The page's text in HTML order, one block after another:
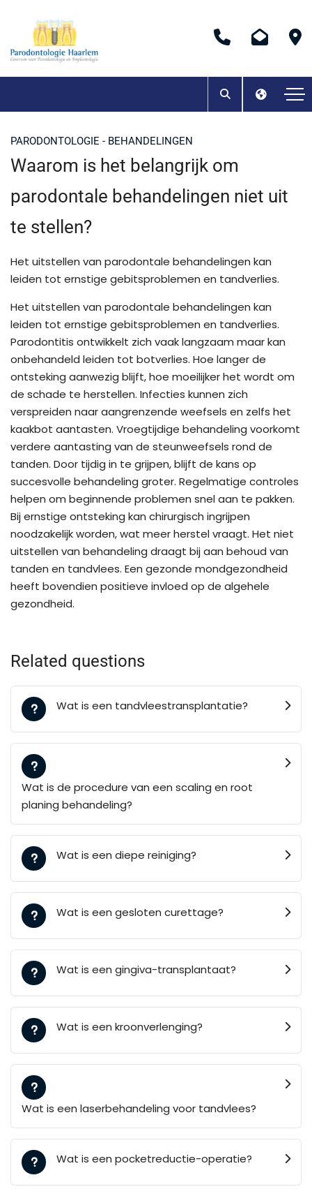
PARODONTOLOGIE - BEHANDELINGEN
Waarom is het belangrijk om
parodontale behandelingen niet uit
te stellen?
Het uitstellen van parodontale behandelingen kan
leiden tot ernstige gebitsproblemen en tandverlies.
Het uitstellen van parodontale behandelingen kan
leiden tot ernstige gebitsproblemen en tandverlies.
Parodontitis ontwikkelt zich vaak langzaam maar kan
onbehandeld leiden tot botverlies. Hoe langer de
ontsteking aanwezig blijft, hoe moeilijker het wordt om
de schade te herstellen. Infecties kunnen zich
verspreiden naar aangrenzende weefsels en zelfs het
kaakbot aantasten. Vroegtijdige behandeling voorkomt
verdere aantasting van de steunweefsels rond de
tanden. Door tijdig in te grijpen, blijft de kans op
succesvolle behandeling groter. Regelmatige controles
helpen om beginnende problemen snel aan te pakken.
Bij ernstige ontsteking kan chirurgisch ingrijpen
noodzakelijk worden, wat meer herstel vraagt. Het niet
uitstellen van behandeling draagt bij aan behoud van
tanden en tandvlees. Een gezonde mondgezondheid
heeft bovendien positieve invloed op de algehele
gezondheid.
Related questions
Wat is een tandvleestransplantatie?
Wat is de procedure van een scaling en root
planing behandeling?
Wat is een diepe reiniging?
Wat is een gesloten curettage?
Wat is een gingiva-transplantaat?
Wat is een kroonverlenging?
Wat is een laserbehandeling voor tandvlees?
Wat is een pocketreductie-operatie?